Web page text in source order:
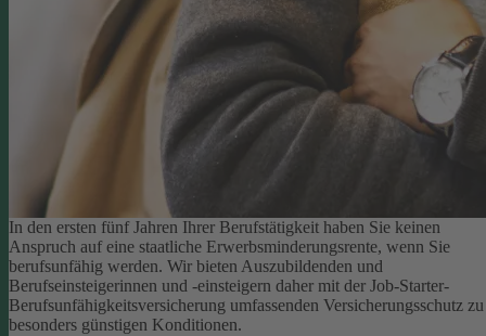
In den ersten fünf Jahren Ihrer Berufstätigkeit haben Sie keinen
Anspruch auf eine staatliche Erwerbsminderungsrente, wenn Sie
berufsunfähig werden. Wir bieten Auszubildenden und
Berufseinsteigerinnen und -einsteigern daher mit der Job-Starter-
Berufsunfähigkeitsversicherung umfassenden Versicherungsschutz zu
besonders günstigen Konditionen.